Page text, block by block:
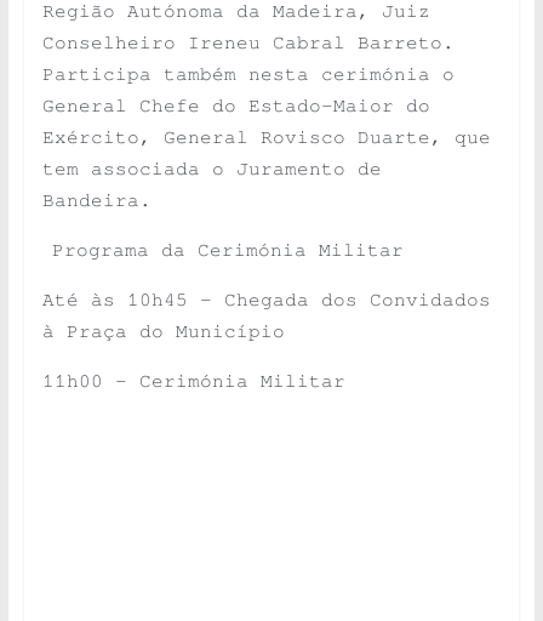
Região Autónoma da Madeira, Juiz
Conselheiro Ireneu Cabral Barreto.
Participa também nesta cerimónia o
General Chefe do Estado-Maior do
Exército, General Rovisco Duarte, que
tem associada o Juramento de
Bandeira.
Programa da Cerimónia Militar
Até às 10h45 – Chegada dos Convidados
à Praça do Município
11h00 – Cerimónia Militar